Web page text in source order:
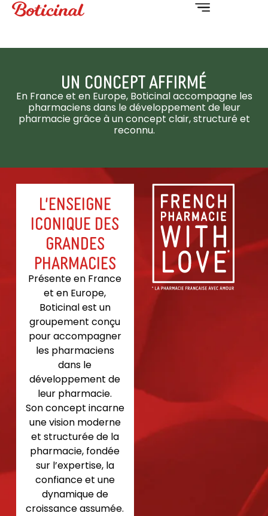
UN CONCEPT AFFIRMÉ
En France et en Europe, Boticinal accompagne les
pharmaciens dans le développement de leur
pharmacie grâce à un concept clair, structuré et
reconnu.
L'enseigne
iconique des
grandes
pharmacies
Présente en France
et en Europe,
Boticinal est un
groupement conçu
pour accompagner
les pharmaciens
dans le
développement de
leur pharmacie.
Son concept incarne
une vision moderne
et structurée de la
pharmacie, fondée
sur l’expertise, la
confiance et une
dynamique de
croissance assumée.